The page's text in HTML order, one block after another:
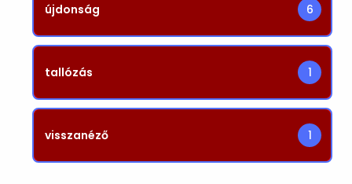
újdonság 6
tallózás 1
visszanéző 1